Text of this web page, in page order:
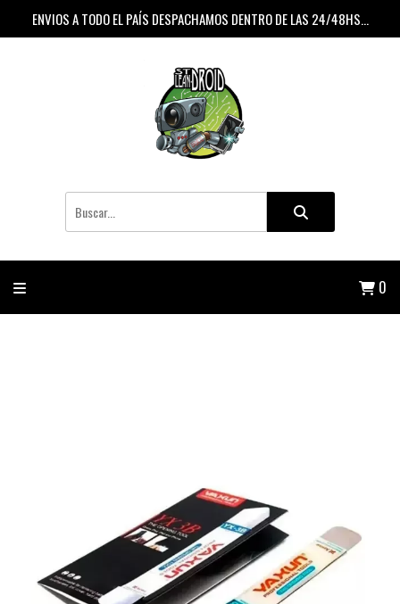
ENVIOS A TODO EL PAÍS DESPACHAMOS DENTRO DE LAS 24/48HS...
0